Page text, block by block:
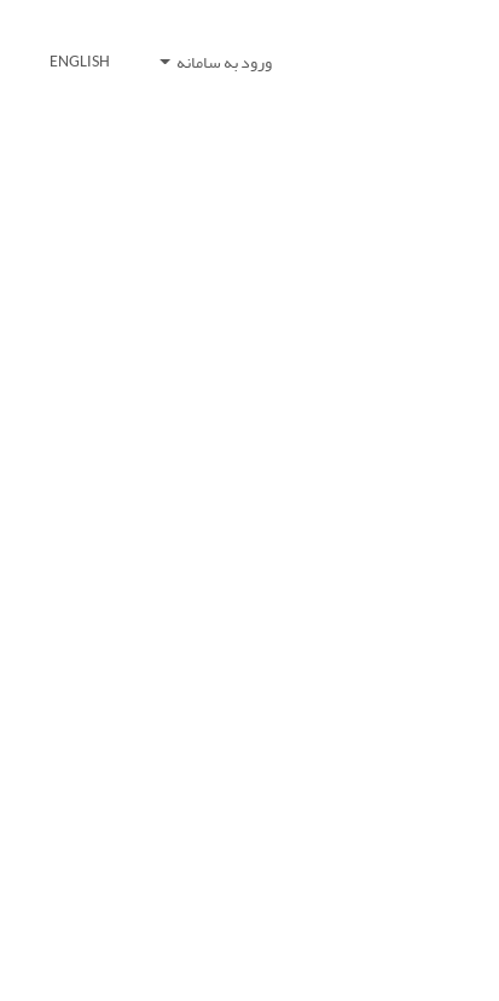
ورود به سامانه ENGLISH